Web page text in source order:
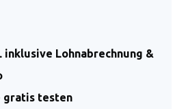
inklusive Lohnabrechnung &
gratis testen